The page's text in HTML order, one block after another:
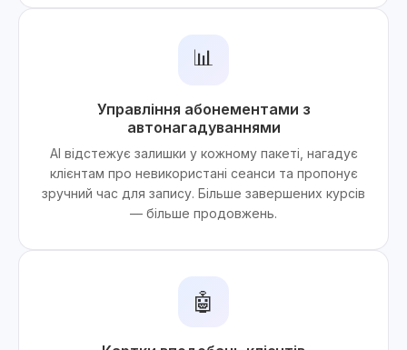
📊
Управління абонементами з
автонагадуваннями
AI відстежує залишки у кожному пакеті, нагадує
клієнтам про невикористані сеанси та пропонує
зручний час для запису. Більше завершених курсів
— більше продовжень.
🤖